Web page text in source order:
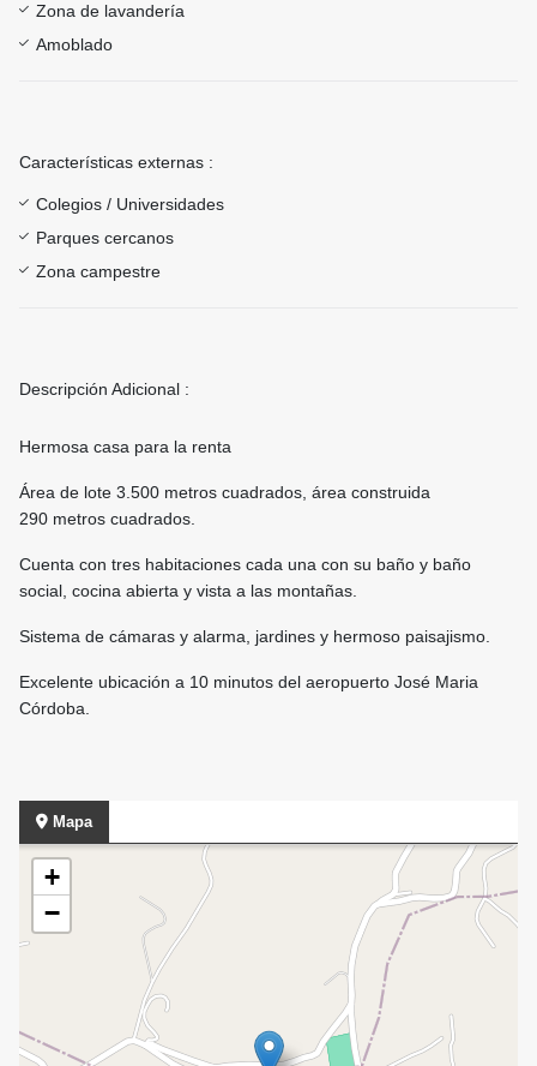
Zona de lavandería
Amoblado
Características externas :
Colegios / Universidades
Parques cercanos
Zona campestre
Descripción Adicional :
Hermosa casa para la renta
Área de lote 3.500 metros cuadrados, área construida
290 metros cuadrados.
Cuenta con tres habitaciones cada una con su baño y baño
social, cocina abierta y vista a las montañas.
Sistema de cámaras y alarma, jardines y hermoso paisajismo.
Excelente ubicación a 10 minutos del aeropuerto José Maria
Córdoba.
Mapa
+
−